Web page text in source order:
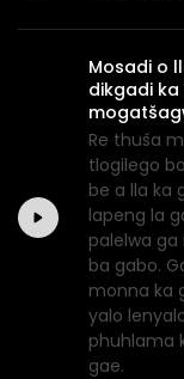
Mosadi o
dikgadi
Re thuša
tlogilego
be a lla ka
lapeng la
palelwa
ba gabo.
monna ka
yalo
phuhlama
gae.